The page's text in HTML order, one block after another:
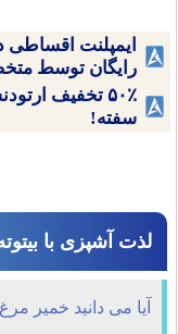
ایمپلنت اقساطی
رایگان توسط
۵۰٪ تخفیف
سفته!
لذت آشپزی با
آیا می دانید خمیر